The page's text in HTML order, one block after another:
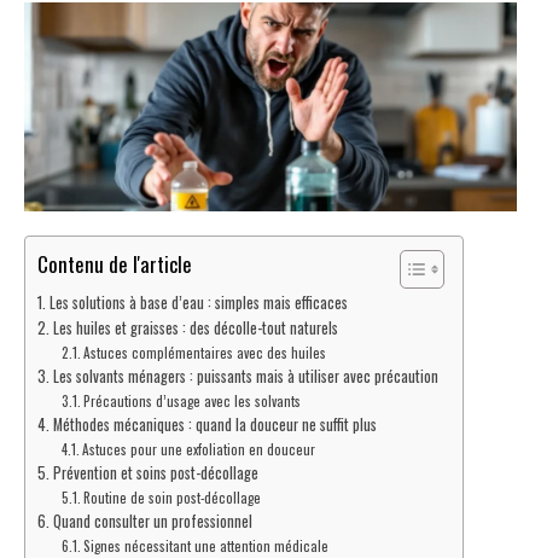
Contenu de l'article
Les solutions à base d’eau : simples mais efficaces
Les huiles et graisses : des décolle-tout naturels
Astuces complémentaires avec des huiles
Les solvants ménagers : puissants mais à utiliser avec précaution
Précautions d’usage avec les solvants
Méthodes mécaniques : quand la douceur ne suffit plus
Astuces pour une exfoliation en douceur
Prévention et soins post-décollage
Routine de soin post-décollage
Quand consulter un professionnel
Signes nécessitant une attention médicale